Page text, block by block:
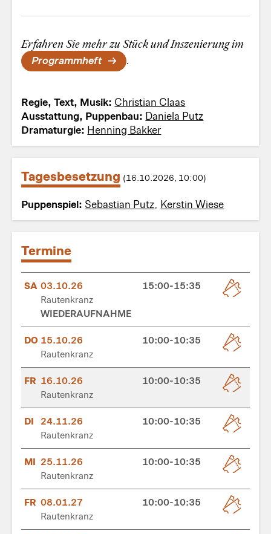
Erfahren Sie mehr zu Stück und Inszenierung im
Programmheft
.
Regie, Text, Musik: Christian Claas
Ausstattung, Puppenbau: Daniela Putz
Dramaturgie: Henning Bakker
Tagesbesetzung (16.10.2026, 10:00)
Puppenspiel: Sebastian Putz, Kerstin Wiese
Termine
SA 03.10.26
15:00-15:35
Rautenkranz
WIEDERAUFNAHME
DO 15.10.26
10:00-10:35
Rautenkranz
FR 16.10.26
10:00-10:35
Rautenkranz
DI 24.11.26
10:00-10:35
Rautenkranz
MI 25.11.26
10:00-10:35
Rautenkranz
FR 08.01.27
10:00-10:35
Rautenkranz